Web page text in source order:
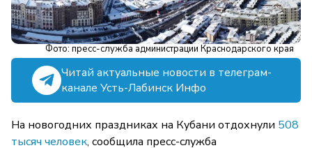
Фото: пресс-служба администрации Краснодарского края
Читай актуальные новости в телеграм-
канале Усть-Лабинск Инфо
На новогодних праздниках на Кубани отдохнули 508
тысяч человек, сообщила пресс-служба